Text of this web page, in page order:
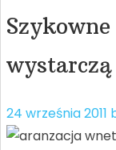
24 września 2011